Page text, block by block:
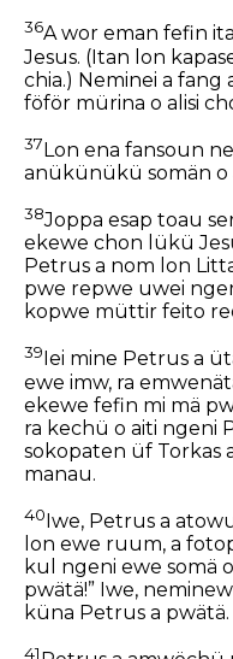
36A wor eman fefin
Jesus. (Itan lon
chia.) Neminei a fang
föför mürina o alisi
37Lon ena fansoun
anükünükü somän o
38Joppa esap toau
ekewe chon lükü
Petrus a nom lon
pwe repwe uwei
kopwe müttir feito
39 Iei mine Petrus a
ewe imw, ra
ekewe fefin mi mä
ra kechü o aiti ngeni
sokopaten üf Torkas
manau.
40Iwe, Petrus a
lon ewe ruum, a
kul ngeni ewe somä
pwätä!” Iwe,
küna Petrus a pwätä.
41